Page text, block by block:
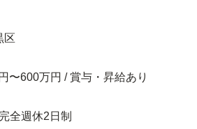
区
〜600万円 / 賞与・昇給あり
全週休2日制